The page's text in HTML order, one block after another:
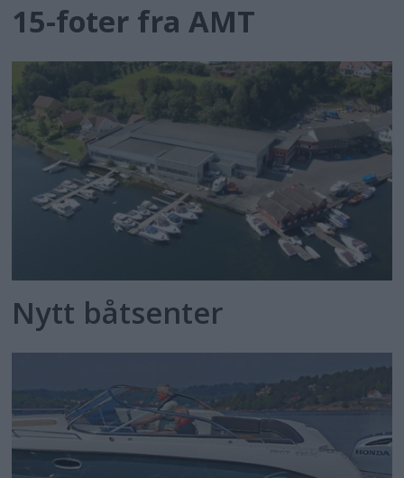
15-foter fra AMT
Nytt båtsenter